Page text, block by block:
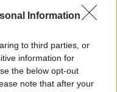
Information
to third parties, or
information for
the below opt-out
note that after your